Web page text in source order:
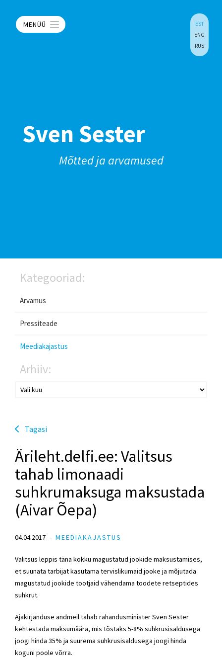
MENÜÜ
EST
ENG
RUS
Sven Sester
Mõtted ja arvamused
Kategooriad:
Arvamus
Pressiteade
Meediakajastus
Arhiiv:
Tagasi
Ärileht.delfi.ee: Valitsus
tahab limonaadi
suhkrumaksuga maksustada
(Aivar Õepa)
04.04.2017 MEEDIAKAJASTUS
Valitsus leppis täna kokku magustatud jookide maksustamises,
et suunata tarbijat kasutama tervislikumaid jooke ja mõjutada
magustatud jookide tootjaid vähendama toodete retseptides
suhkrut.
Ajakirjanduse andmeil tahab rahandusminister Sven Sester
kehtestada maksumäära, mis tõstaks 5-8% suhkrusisaldusega
joogi hinda 35% ja suurema suhkrusisaldusega joogi hinda
koguni poole võrra.